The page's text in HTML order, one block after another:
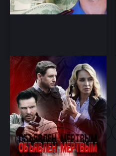
Объявлен мертвым
драма, криминал
1